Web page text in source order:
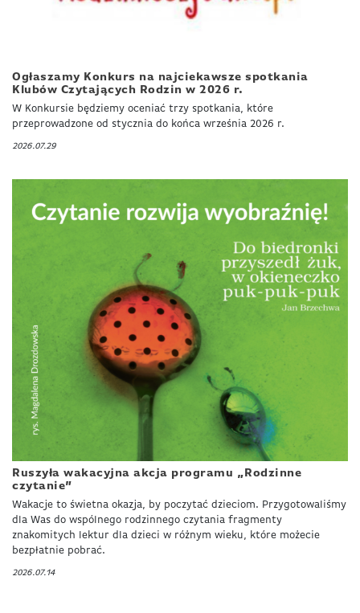
Ogłaszamy Konkurs na najciekawsze spotkania
Klubów Czytających Rodzin w 2026 r.
W Konkursie będziemy oceniać trzy spotkania, które
przeprowadzone od stycznia do końca września 2026 r.
2026.07.29
Ruszyła wakacyjna akcja programu „Rodzinne
czytanie”
Wakacje to świetna okazja, by poczytać dzieciom. Przygotowaliśmy
dla Was do wspólnego rodzinnego czytania fragmenty
znakomitych lektur dla dzieci w różnym wieku, które możecie
bezpłatnie pobrać.
2026.07.14